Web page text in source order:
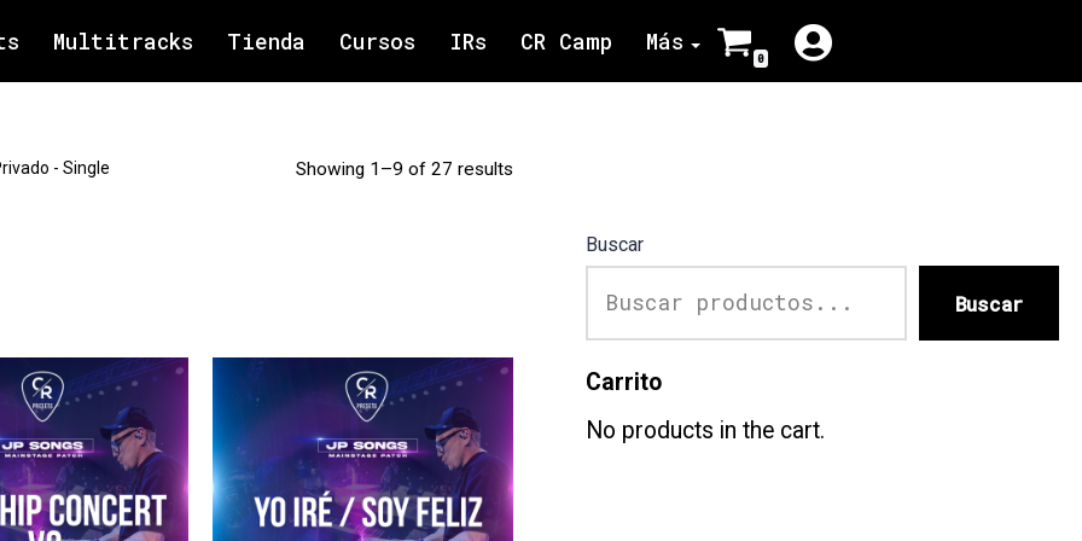
Multitracks Tienda Cursos IRs CR Camp Más
0
- Single Showing 1–9 of 27 results
Buscar
Buscar
Carrito
No products in the cart.